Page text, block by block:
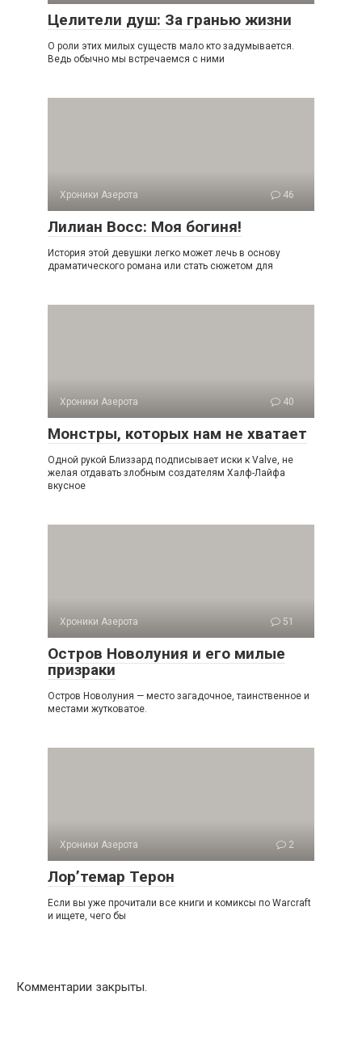
Целители душ: За гранью жизни
О роли этих милых существ мало кто задумывается.
Ведь обычно мы встречаемся с ними
Хроники Азерота 46
Лилиан Восс: Моя богиня!
История этой девушки легко может лечь в основу
драматического романа или стать сюжетом для
Хроники Азерота 40
Монстры, которых нам не хватает
Одной рукой Близзард подписывает иски к Valve, не
желая отдавать злобным создателям Халф-Лайфа
вкусное
Хроники Азерота 51
Остров Новолуния и его милые
призраки
Остров Новолуния — место загадочное, таинственное и
местами жутковатое.
Хроники Азерота 2
Лор’темар Терон
Если вы уже прочитали все книги и комиксы по Warcraft
и ищете, чего бы
Комментарии закрыты.